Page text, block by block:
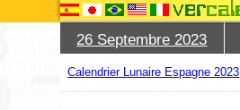
26 Septembre 2023
Calendrier Lunaire Espagne 2023